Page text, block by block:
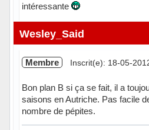
intéressante
Hors ligne
Wesley_Said
Membre Inscrit(e): 18-05-
Bon plan B si ça se fait, il a
saisons en Autriche. Pas facile
nombre de pépites.